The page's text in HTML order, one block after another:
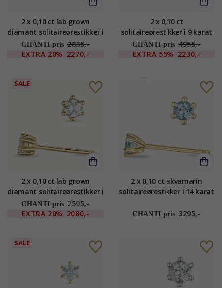
2 x 0,10 ct lab grown
diamant solitaireørestikker i
9 karat hvidguld med lab
grown diamant
CHANTI pris 2835,-
EXTRA 20% 2270,-
2 x 0,10 ct
solitaireørestikker i 9 karat
guld med diamant
CHANTI pris 4955,-
EXTRA 55% 2230,-
SALE
2 x 0,10 ct lab grown
diamant solitaireørestikker i
9 karat guld med lab grown
diamant
CHANTI pris 2595,-
EXTRA 20% 2080,-
2 x 0,10 ct akvamarin
solitaireørestikker i 14 karat
CHANTI pris 3295,-
SALE